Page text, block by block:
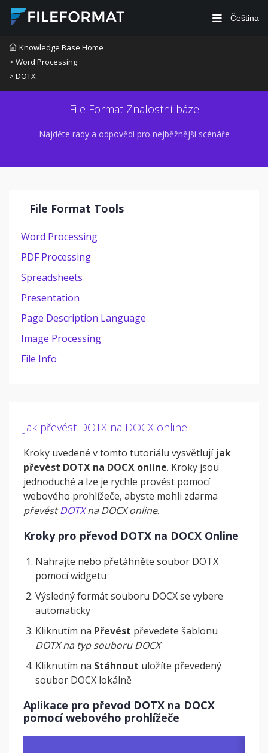
Čeština
Knowledge Base Home
> Word Processing
> DOTX
File Format Znalostní báze
Najděte rady a odpovědi pro nejběžnější scénáře
File Format Tools
Word Processing
PDF Processing
Spreadsheets
Presentation
Page Description Language
Image Processing
File Info
Jak převést DOTX na DOCX online
Kroky uvedené v tomto tutoriálu vysvětlují jak
převést DOTX na DOCX online. Kroky jsou
jednoduché a lze je rychle provést pomocí
webového prohlížeče, abyste mohli zdarma
převéstDOTXna DOCX online.
Kroky pro převod DOTX na DOCX Online
Nahrajte nebo přetáhněte soubor DOTX
pomocí widgetu
Výsledný formát souboru DOCX se vybere
automaticky
Kliknutím na Převést převedete šablonu
DOTX na typ souboru DOCX
Kliknutím na Stáhnout uložíte převedený
soubor DOCX lokálně
Aplikace pro převod DOTX na DOCX
pomocí webového prohlížeče